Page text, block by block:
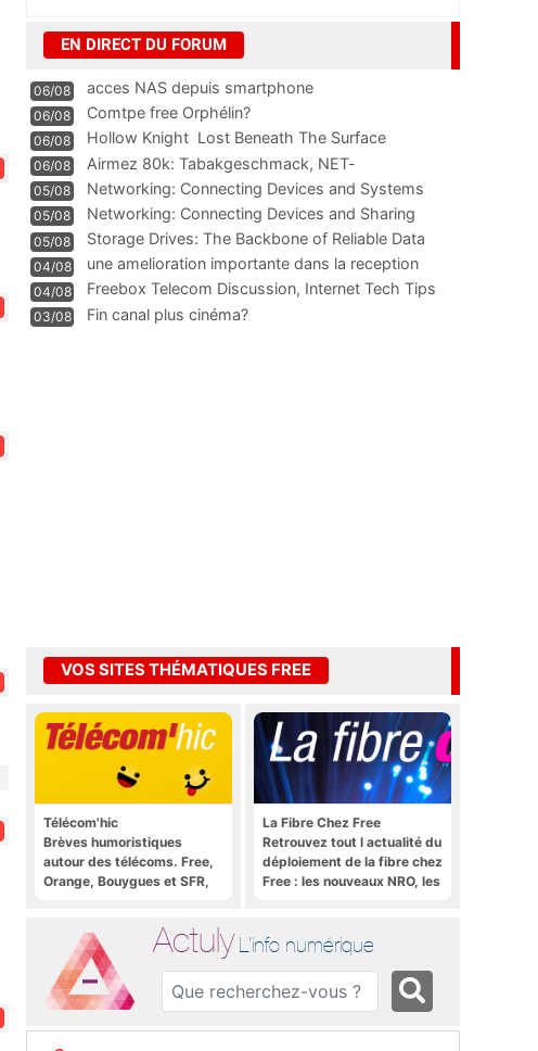
EN DIRECT DU FORUM
06/08 acces NAS depuis smartphone
06/08 Comtpe free Orphélin?
06/08 Hollow Knight  Lost Beneath The Surface
06/08
Airmez 80k: Tabakgeschmack, NET-
Technologie und Leistung im
05/08 Networking: Connecting Devices and Systems
05/08
Networking: Connecting Devices and Sharing
Information
05/08
Storage Drives: The Backbone of Reliable Data
Management
04/08
une amelioration importante dans la reception
WIFI
04/08
Freebox Telecom Discussion, Internet Tech Tips
Communi
03/08 Fin canal plus cinéma?
VOS SITES THÉMATIQUES FREE
Télécom'hic
Brèves humoristiques
autour des télécoms. Free,
Orange, Bouygues et SFR,
La Fibre Chez Free
Retrouvez tout l actualité du
déploiement de la fibre chez
Free : les nouveaux NRO, les
Actuly L'info numérique